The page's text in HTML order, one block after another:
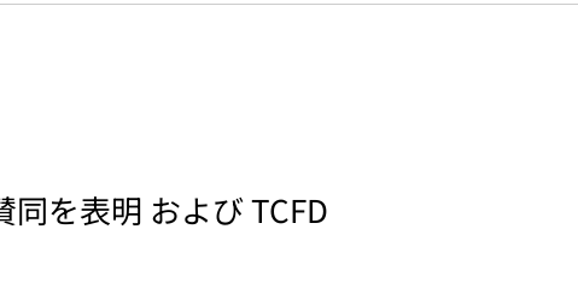
を表明 および TCFD